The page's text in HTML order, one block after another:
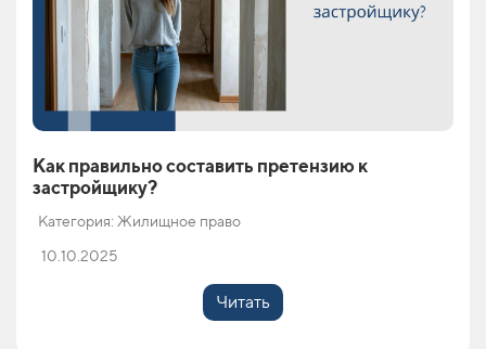
Как правильно составить претензию к
застройщику?
Категория: Жилищное право
10.10.2025
Читать